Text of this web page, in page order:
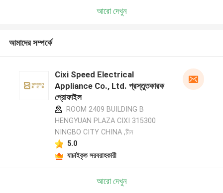
আরো দেখুন
আমাদের সম্পর্কে
Cixi Speed Electrical
Appliance Co., Ltd. প্রস্তুতকারক
প্রোফাইল
ROOM 2409 BUILDING B
HENGYUAN PLAZA CIXI 315300
NINGBO CITY CHINA ,চীন
5.0
যাচাইকৃত সরবরাহকারী
আরো দেখুন